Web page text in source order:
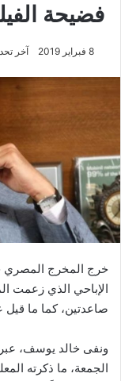
فضيحة
8 فبراير 2019 آخر تحديث: 8
خرج المخرج المصري
الإباحي الذي زعمت
صاعدتين، كما ما
ونفى خالد يوسف،
الجمعة، ما ذكرته